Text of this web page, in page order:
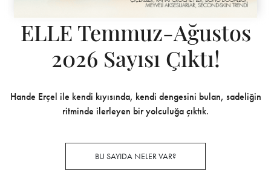
ELLE Temmuz-Ağustos
2026 Sayısı Çıktı!
Hande Erçel ile kendi kıyısında, kendi dengesini bulan, sadeliğin
ritminde ilerleyen bir yolculuğa çıktık.
BU SAYIDA NELER VAR?